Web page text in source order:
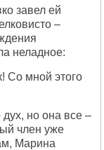
завел ей
–
неладное:
Со мной этого
но она все –
член уже
Марина